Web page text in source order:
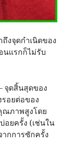
งจุดกำเนิดของ
นแรกก็ไม่รับ
จุดสิ้นสุดของ
อยต่อของ
ณภาพสูงโดย
อยครั้ง (เช่นใน
กการซักครั้ง